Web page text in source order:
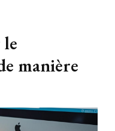
manière